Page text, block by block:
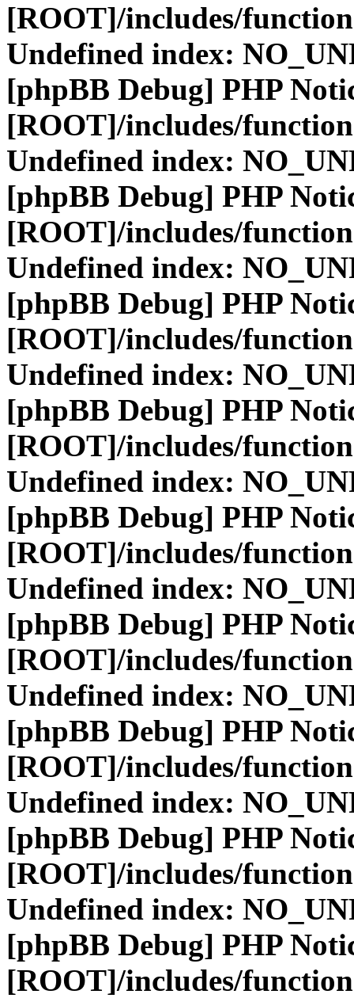
[ROOT]/includes/
Undefined index:
[phpBB Debug] PHP
[ROOT]/includes/
Undefined index:
[phpBB Debug] PHP
[ROOT]/includes/
Undefined index:
[phpBB Debug] PHP
[ROOT]/includes/
Undefined index:
[phpBB Debug] PHP
[ROOT]/includes/
Undefined index:
[phpBB Debug] PHP
[ROOT]/includes/
Undefined index:
[phpBB Debug] PHP
[ROOT]/includes/
Undefined index:
[phpBB Debug] PHP
[ROOT]/includes/
Undefined index:
[phpBB Debug] PHP
[ROOT]/includes/
Undefined index:
[phpBB Debug] PHP
[ROOT]/includes/